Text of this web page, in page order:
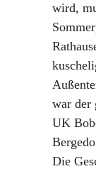
wird,
war der
UK
Die